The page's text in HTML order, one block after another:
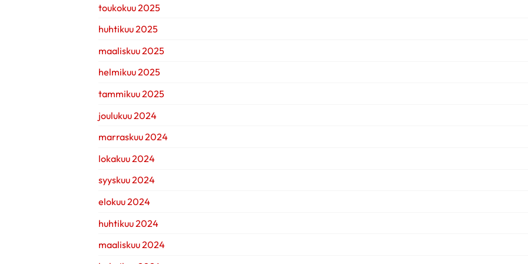
toukokuu 2025
huhtikuu 2025
maaliskuu 2025
helmikuu 2025
tammikuu 2025
joulukuu 2024
marraskuu 2024
lokakuu 2024
syyskuu 2024
elokuu 2024
huhtikuu 2024
maaliskuu 2024